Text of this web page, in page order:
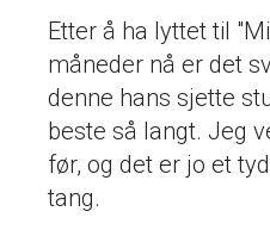
Etter å ha lyttet til
måneder nå er det
denne hans sjette
beste så langt. Jeg
før, og det er jo et
tang.